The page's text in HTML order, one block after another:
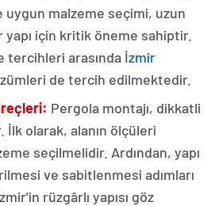
malzeme seçimi, uzun
yapı için kritik öneme sahiptir.
tercihleri arasında İzmir
de tercih edilmektedir.
Pergola montajı, dikkatli
olarak, alanın ölçüleri
seçilmelidir. Ardından, yapı
ve sabitlenmesi adımları
rüzgârlı yapısı göz